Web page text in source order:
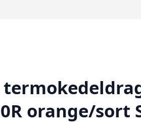
orange/sort